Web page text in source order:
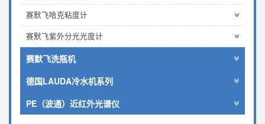
赛默飞哈克粘度计
赛默飞紫外分光光度计
赛默飞洗瓶机
德国LAUDA冷水机系列
PE（波通）近红外光谱仪